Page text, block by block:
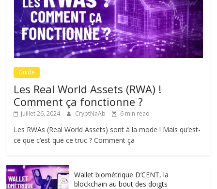
Guide
Les Real World Assets (RWA) !
Comment ça fonctionne ?
juillet 26, 2024 CryptNaAb 6 min read
Les RWAs (Real World Assets) sont à la mode ! Mais qu’est-
ce que c’est que ce truc ? Comment ça
Wallet biométrique D’CENT, la
blockchain au bout des doigts